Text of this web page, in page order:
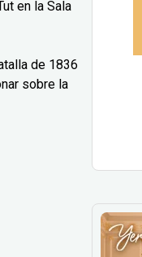
en la Sala
de 1836
sobre la